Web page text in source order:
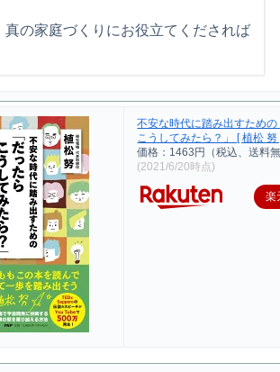
真の家庭づくりにお役立てくだされば
不安な時代に踏み出すため
こうしてみたら？」 [ 植松 努
価格：1463円（税込、送料
(2021/6/20時点)
楽